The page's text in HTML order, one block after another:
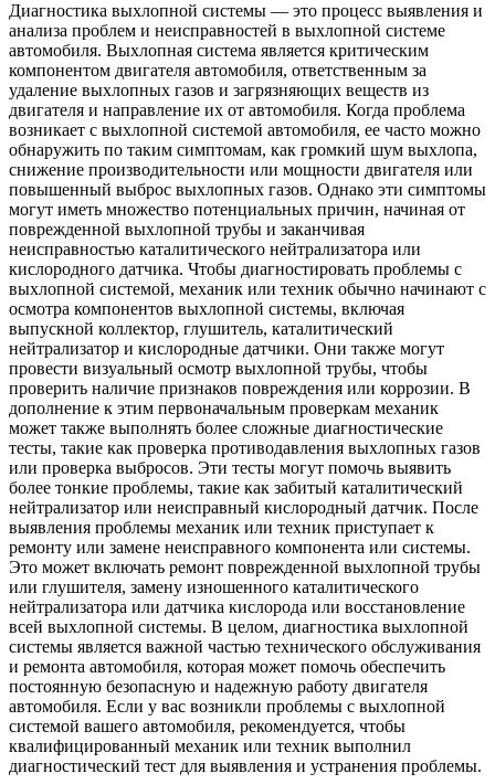
Диагностика выхлопной системы — это процесс выявления и
анализа проблем и неисправностей в выхлопной системе
автомобиля. Выхлопная система является критическим
компонентом двигателя автомобиля, ответственным за
удаление выхлопных газов и загрязняющих веществ из
двигателя и направление их от автомобиля. Когда проблема
возникает с выхлопной системой автомобиля, ее часто можно
обнаружить по таким симптомам, как громкий шум выхлопа,
снижение производительности или мощности двигателя или
повышенный выброс выхлопных газов. Однако эти симптомы
могут иметь множество потенциальных причин, начиная от
поврежденной выхлопной трубы и заканчивая
неисправностью каталитического нейтрализатора или
кислородного датчика. Чтобы диагностировать проблемы с
выхлопной системой, механик или техник обычно начинают с
осмотра компонентов выхлопной системы, включая
выпускной коллектор, глушитель, каталитический
нейтрализатор и кислородные датчики. Они также могут
провести визуальный осмотр выхлопной трубы, чтобы
проверить наличие признаков повреждения или коррозии. В
дополнение к этим первоначальным проверкам механик
может также выполнять более сложные диагностические
тесты, такие как проверка противодавления выхлопных газов
или проверка выбросов. Эти тесты могут помочь выявить
более тонкие проблемы, такие как забитый каталитический
нейтрализатор или неисправный кислородный датчик. После
выявления проблемы механик или техник приступает к
ремонту или замене неисправного компонента или системы.
Это может включать ремонт поврежденной выхлопной трубы
или глушителя, замену изношенного каталитического
нейтрализатора или датчика кислорода или восстановление
всей выхлопной системы. В целом, диагностика выхлопной
системы является важной частью технического обслуживания
и ремонта автомобиля, которая может помочь обеспечить
постоянную безопасную и надежную работу двигателя
автомобиля. Если у вас возникли проблемы с выхлопной
системой вашего автомобиля, рекомендуется, чтобы
квалифицированный механик или техник выполнил
диагностический тест для выявления и устранения проблемы.